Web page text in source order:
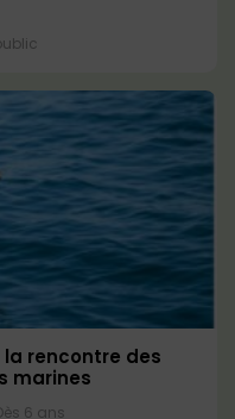
la rencontre des
marines
6 ans